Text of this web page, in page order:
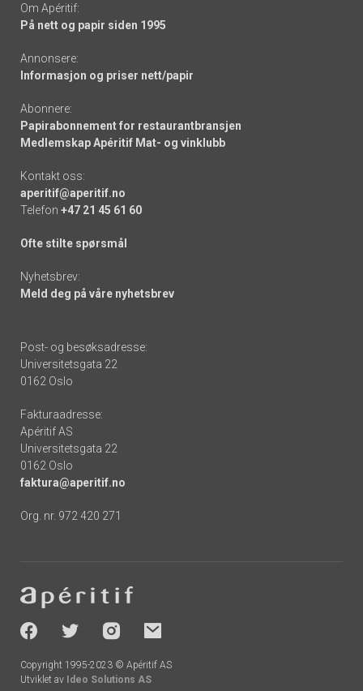
Om Apéritif:
På nett og papir siden 1995
Annonsere:
Informasjon og priser nett/papir
Abonnere:
Papirabonnement for restaurantbransjen
Medlemskap Apéritif Mat- og vinklubb
Kontakt oss:
aperitif@aperitif.no
Telefon +47 21 45 61 60
Ofte stilte spørsmål
Nyhetsbrev:
Meld deg på våre nyhetsbrev
Post- og besøksadresse:
Universitetsgata 22
0162 Oslo
Fakturaadresse:
Apéritif AS
Universitetsgata 22
0162 Oslo
faktura@aperitif.no
Org. nr. 972 420 271
-
socials
Copyright 1995-2023 © Apéritif AS
Utviklet av Ideo Solutions AS